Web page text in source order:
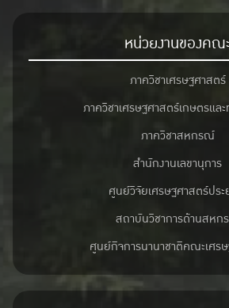
หน่วยงานของคณ
ภาควิชาเศรษฐศาสตร์
ภาควิชาเศรษฐศาสตร์เกษตรแล
ภาควิชาสหกรณ์
สำนักงานเลขานุการ
ศูนย์วิจัยเศรษฐศาสตร์ปร
สถาบันวิชาการด้านสห
ศูนย์กิจการนานาชาติคณะเศร